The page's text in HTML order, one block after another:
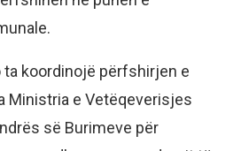
ta koordinojë përfshirjen e
Ministria e Vetëqeverisjes
së Burimeve për